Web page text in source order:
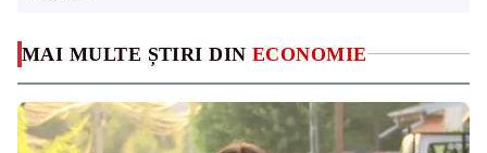
MAI MULTE ȘTIRI DIN ECONOMIE